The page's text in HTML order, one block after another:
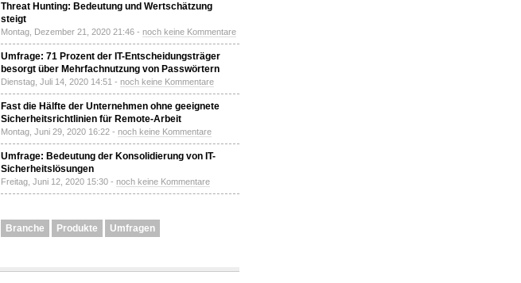
Threat Hunting: Bedeutung und Wertschätzung
steigt
Montag, Dezember 21, 2020 21:46 - noch keine Kommentare
Umfrage: 71 Prozent der IT-Entscheidungsträger
besorgt über Mehrfachnutzung von Passwörtern
Dienstag, Juli 14, 2020 14:51 - noch keine Kommentare
Fast die Hälfte der Unternehmen ohne geeignete
Sicherheitsrichtlinien für Remote-Arbeit
Montag, Juni 29, 2020 16:22 - noch keine Kommentare
Umfrage: Bedeutung der Konsolidierung von IT-
Sicherheitslösungen
Freitag, Juni 12, 2020 15:30 - noch keine Kommentare
Branche Produkte Umfragen